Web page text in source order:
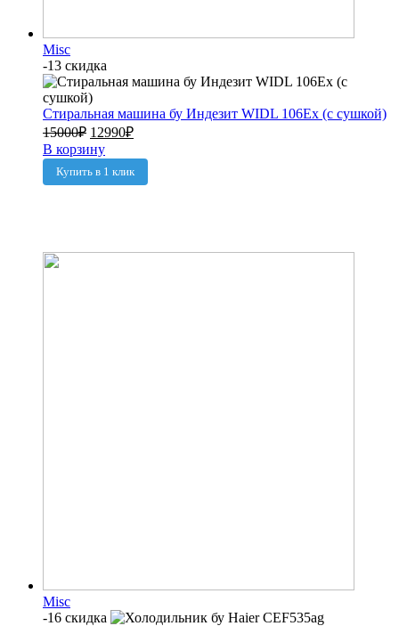
Misc
-13 скидка
Стиральная машина бу Индезит WIDL 106Ex (с сушкой)
15000₽ 12990₽
В корзину
Купить в 1 клик
Misc
-16 скидка